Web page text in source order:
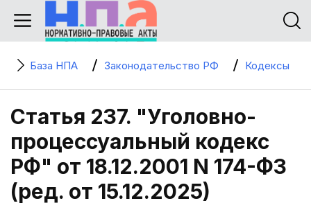
База НПА Законодательство РФ Кодексы
Статья 237. "Уголовно-
процессуальный кодекс
РФ" от 18.12.2001 N 174-ФЗ
(ред. от 15.12.2025)